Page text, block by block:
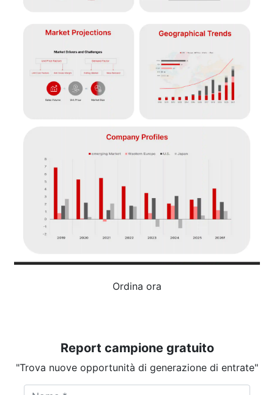
Ordina ora
Report campione gratuito
"Trova nuove opportunità di generazione di entrate"